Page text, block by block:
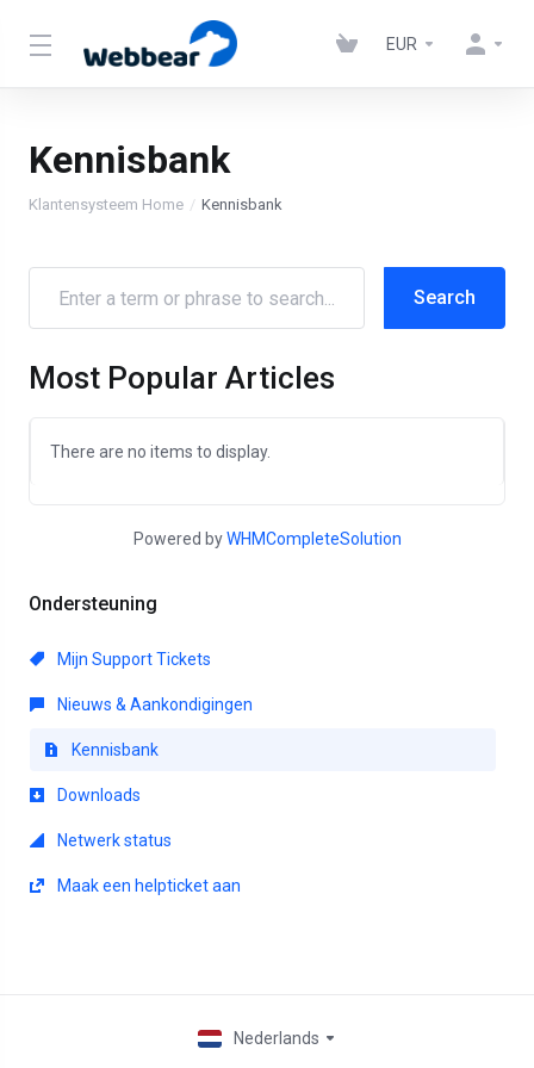
EUR
Kennisbank
Klantensysteem Home Kennisbank
Ondersteuning
Mijn Support Tickets
Nieuws & Aankondigingen
Kennisbank
Downloads
Netwerk status
Maak een helpticket aan
Most Popular Articles
There are no items to display.
Powered byWHMCompleteSolution
Nederlands